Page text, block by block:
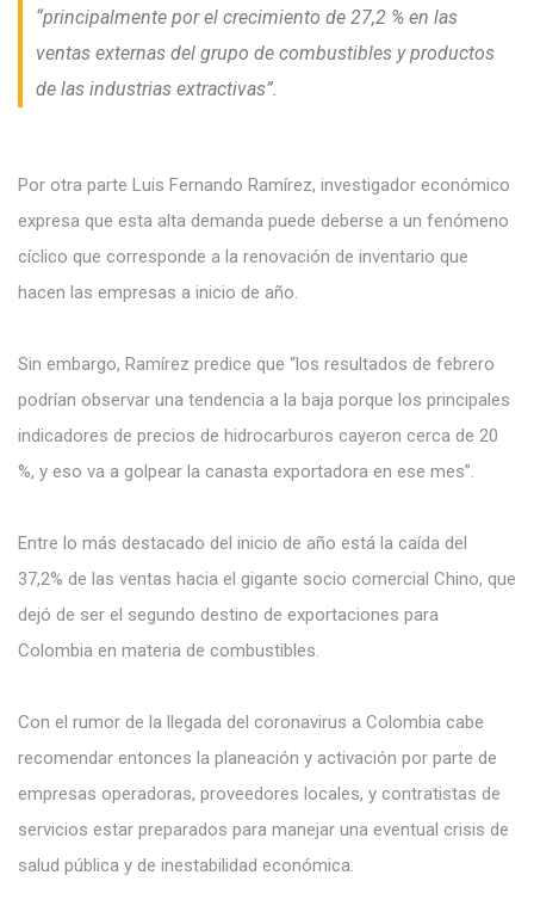
“principalmente por el crecimiento de 27,2 % en las
ventas externas del grupo de combustibles y productos
de las industrias extractivas”.
Por otra parte Luis Fernando Ramírez, investigador económico
expresa que esta alta demanda puede deberse a un fenómeno
cíclico que corresponde a la renovación de inventario que
hacen las empresas a inicio de año.
Sin embargo, Ramírez predice que “los resultados de febrero
podrían observar una tendencia a la baja porque los principales
indicadores de precios de hidrocarburos cayeron cerca de 20
%, y eso va a golpear la canasta exportadora en ese mes”.
Entre lo más destacado del inicio de año está la caída del
37,2% de las ventas hacia el gigante socio comercial Chino, que
dejó de ser el segundo destino de exportaciones para
Colombia en materia de combustibles.
Con el rumor de la llegada del coronavirus a Colombia cabe
recomendar entonces la planeación y activación por parte de
empresas operadoras, proveedores locales, y contratistas de
servicios estar preparados para manejar una eventual crisis de
salud pública y de inestabilidad económica.